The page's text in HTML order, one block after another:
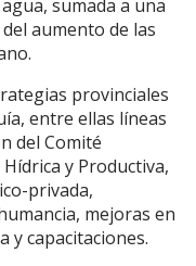
sumada a una
aumento de las
provinciales
entre ellas líneas
del Comité
y Productiva,
privada,
mejoras en
y capacitaciones.